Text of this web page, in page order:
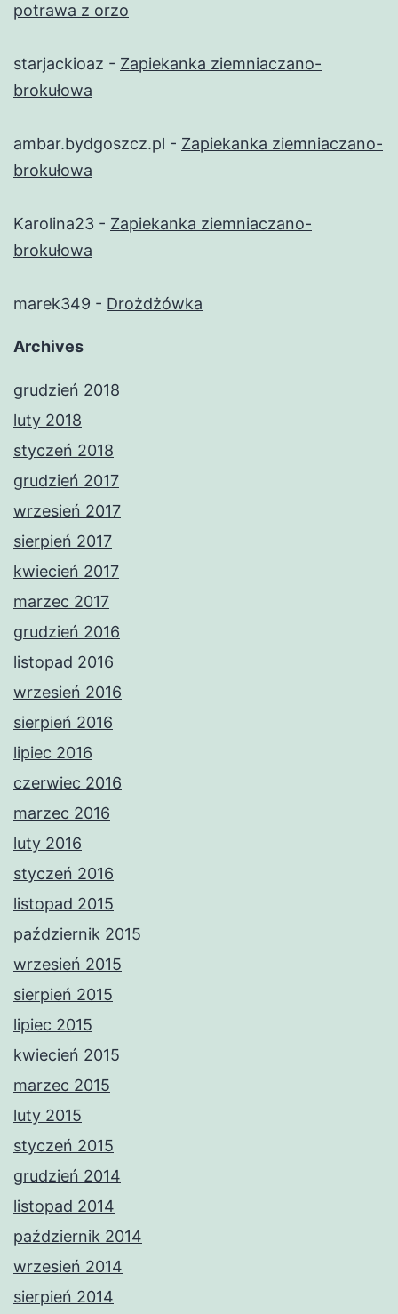
potrawa z orzo
starjackioaz - Zapiekanka ziemniaczano-
brokułowa
ambar.bydgoszcz.pl - Zapiekanka ziemniaczano-
brokułowa
Karolina23 - Zapiekanka ziemniaczano-
brokułowa
marek349 - Drożdżówka
Archives
grudzień 2018
luty 2018
styczeń 2018
grudzień 2017
wrzesień 2017
sierpień 2017
kwiecień 2017
marzec 2017
grudzień 2016
listopad 2016
wrzesień 2016
sierpień 2016
lipiec 2016
czerwiec 2016
marzec 2016
luty 2016
styczeń 2016
listopad 2015
październik 2015
wrzesień 2015
sierpień 2015
lipiec 2015
kwiecień 2015
marzec 2015
luty 2015
styczeń 2015
grudzień 2014
listopad 2014
październik 2014
wrzesień 2014
sierpień 2014